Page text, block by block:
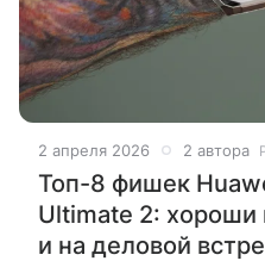
2 апреля 2026 2 автора
Топ-8 фишек
Ultimate 2: хороши
и на деловой